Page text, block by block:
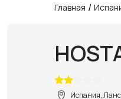
Главная /
Испания,